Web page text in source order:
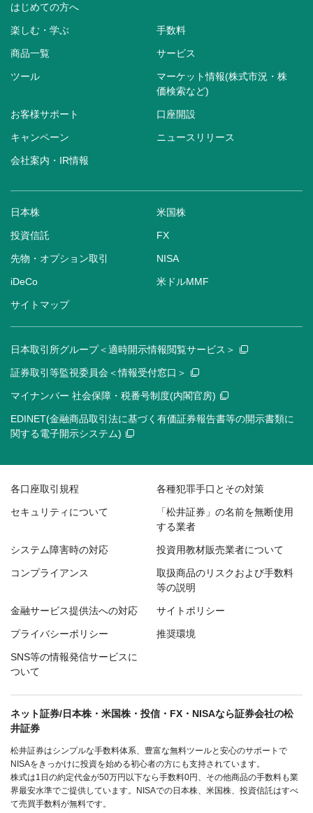
はじめての方へ
楽しむ・学ぶ 手数料
商品一覧 サービス
ツール
マーケット情報(株式市況・株
価検索など)
お客様サポート 口座開設
キャンペーン ニュースリリース
会社案内・IR情報
日本株 米国株
投資信託 FX
先物・オプション取引 NISA
iDeCo 米ドルMMF
サイトマップ
日本取引所グループ＜適時開示情報閲覧サービス＞
証券取引等監視委員会＜情報受付窓口＞
マイナンバー 社会保障・税番号制度(内閣官房)
EDINET(金融商品取引法に基づく有価証券報告書等の開示書類に
関する電子開示システム)
各口座取引規程 各種犯罪手口とその対策
セキュリティについて
「松井証券」の名前を無断使用
する業者
システム障害時の対応 投資用教材販売業者について
コンプライアンス
取扱商品のリスクおよび手数料
等の説明
金融サービス提供法への対応 サイトポリシー
プライバシーポリシー 推奨環境
SNS等の情報発信サービスに
ついて
ネット証券/日本株・米国株・投信・FX・NISAなら証券会社の松
井証券
松井証券はシンプルな手数料体系、豊富な無料ツールと安心のサポートで
NISAをきっかけに投資を始める初心者の方にも支持されています。
株式は1日の約定代金が50万円以下なら手数料0円、その他商品の手数料も業
界最安水準でご提供しています。NISAでの日本株、米国株、投資信託はすべ
て売買手数料が無料です。